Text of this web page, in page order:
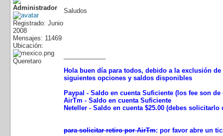
Registrado: Junio
2008
Mensajes: 11469
Ubicación:
Queretaro
Saludos
Hola buen día para todos, debido a la exclusión
siguientes opciones y saldos disponibles
Paypal - Saldo en cuenta Suficiente (los fee son
AirTm - Saldo en cuenta Suficiente
Neteller - Saldo en cuenta $25.00 (debes
para solicitar retiro por AirTm: por favor abre un